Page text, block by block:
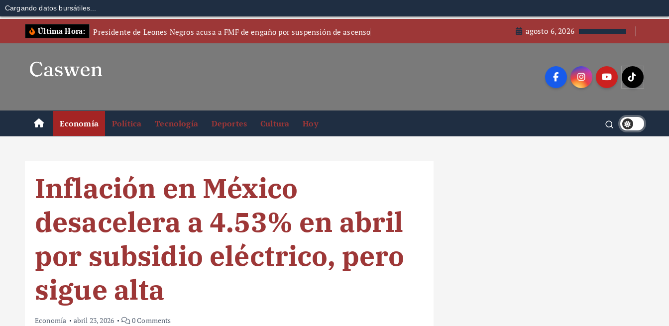
Cargando datos bursátiles...
Última Hora: Presidente de Leones Negros acusa a FMF de engaño por suspensión de ascenso agosto 6, 2026
Economía Política Tecnología Deportes Cultura Hoy
Inflación en México
desacelera a 4.53% en abril
por subsidio eléctrico, pero
sigue alta
Economía abril 23, 2026 0 Comments